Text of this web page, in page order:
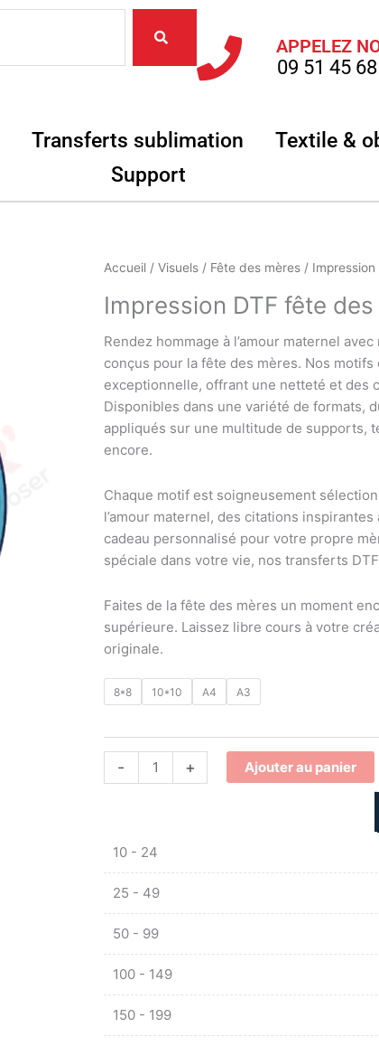
APPELEZ
09 51 45
Ouvrir Matériel DTF
Transferts sublimation Ouvrir Transferts
Textile &
Support
Accueil/ Visuels/ Fête des mères/ Impression
Impression DTF fête
Rendez hommage à l’amour maternel
conçus pour la fête des mères. Nos
exceptionnelle, offrant une netteté et des
Disponibles dans une variété de formats,
appliqués sur une multitude de supports,
encore.
Chaque motif est soigneusement
l’amour maternel, des citations
cadeau personnalisé pour votre propre
spéciale dans votre vie, nos transferts
Faites de la fête des mères un moment
supérieure. Laissez libre cours à votre
originale.
8*8 10*10 A4 A3
-
quantité
Impression
mères
illustration
+ Ajouter au panier
10 - 24
25 - 49
50 - 99
100 - 149
150 - 199